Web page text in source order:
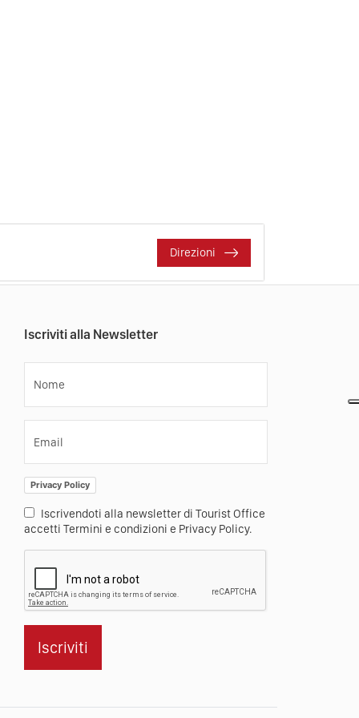
Direzioni
Iscriviti alla Newsletter
Nome
Email
Privacy Policy
Iscrivendoti alla newsletter di Tourist Office
accetti Termini e condizioni e Privacy Policy.
Iscriviti